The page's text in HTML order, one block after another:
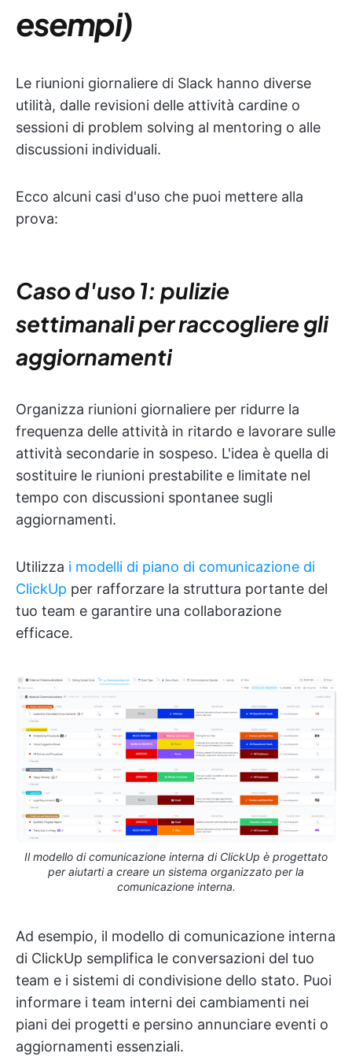
esempi)
Le riunioni giornaliere di Slack hanno diverse
utilità, dalle revisioni delle attività cardine o
sessioni di problem solving al mentoring o alle
discussioni individuali.
Ecco alcuni casi d'uso che puoi mettere alla
prova:
Caso d'uso 1: pulizie
settimanali per raccogliere gli
aggiornamenti
Organizza riunioni giornaliere per ridurre la
frequenza delle attività in ritardo e lavorare sulle
attività secondarie in sospeso. L'idea è quella di
sostituire le riunioni prestabilite e limitate nel
tempo con discussioni spontanee sugli
aggiornamenti.
Utilizza i modelli di piano di comunicazione di
ClickUp per rafforzare la struttura portante del
tuo team e garantire una collaborazione
efficace.
Il modello di comunicazione interna di ClickUp è progettato
per aiutarti a creare un sistema organizzato per la
comunicazione interna.
Ad esempio, il modello di comunicazione interna
di ClickUp semplifica le conversazioni del tuo
team e i sistemi di condivisione dello stato. Puoi
informare i team interni dei cambiamenti nei
piani dei progetti e persino annunciare eventi o
aggiornamenti essenziali.